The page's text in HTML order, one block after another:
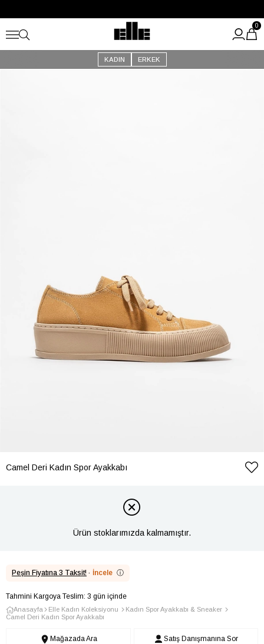
Kargo Ücretsiz!
KADIN ERKEK
0
Camel Deri Kadın Spor Ayakkabı
Ürün stoklarımızda kalmamıştır.
Peşin Fiyatına 3 Taksit! · İncele ⓘ
Tahmini Kargoya Teslim: 3 gün içinde
Anasayfa Elle Kadın Koleksiyonu
Kadın Spor Ayakkabı & Sneaker
Camel Deri Kadın Spor Ayakkabı
Mağazada Ara Satış Danışmanına Sor